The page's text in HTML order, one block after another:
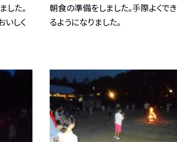
た。
いしく
朝食の準備をしました。手際よくでき
るようになりました。